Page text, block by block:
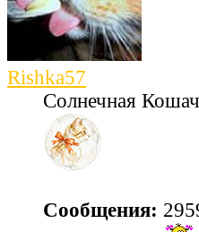
Rishka57
Солнечная
Сообщения: